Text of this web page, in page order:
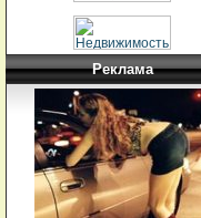
Реклама